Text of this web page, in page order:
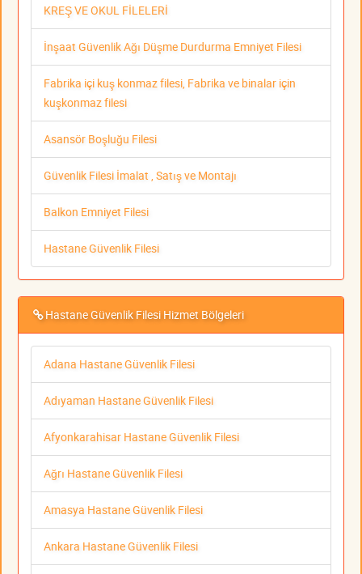
KREŞ VE OKUL FİLELERİ
İnşaat Güvenlik Ağı Düşme Durdurma Emniyet Filesi
Fabrika içi kuş konmaz filesi, Fabrika ve binalar için
kuşkonmaz filesi
Asansör Boşluğu Filesi
Güvenlik Filesi İmalat , Satış ve Montajı
Balkon Emniyet Filesi
Hastane Güvenlik Filesi
Hastane Güvenlik Filesi Hizmet Bölgeleri
Adana Hastane Güvenlik Filesi
Adıyaman Hastane Güvenlik Filesi
Afyonkarahisar Hastane Güvenlik Filesi
Ağrı Hastane Güvenlik Filesi
Amasya Hastane Güvenlik Filesi
Ankara Hastane Güvenlik Filesi